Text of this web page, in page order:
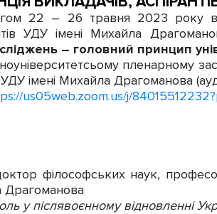
22 – 26 травня 2023 року в
УДУ імені Михайла
– головний принцип
пленарному
імені Михайла Драгоманова
us05web.zoom.us/j/
філософських наук,
Драгоманова
у післявоєнному відновленні